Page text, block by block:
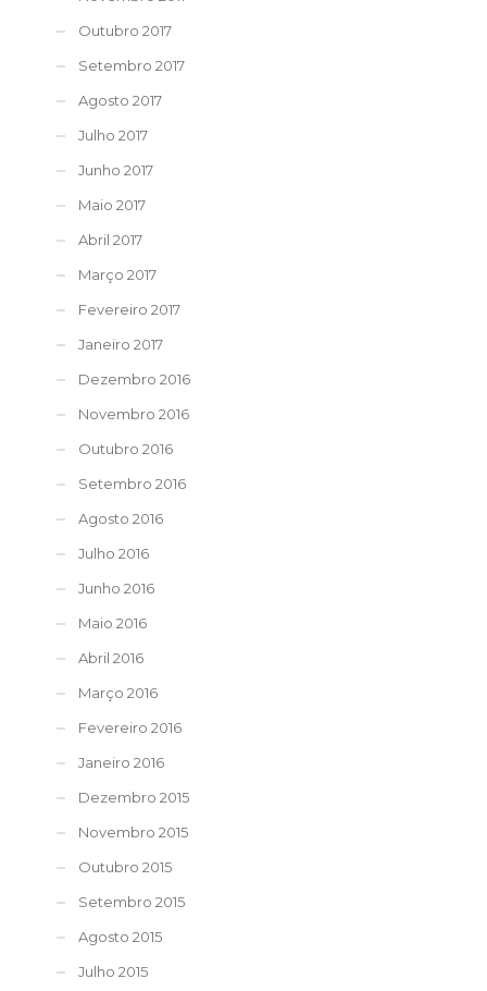
Outubro 2017
Setembro 2017
Agosto 2017
Julho 2017
Junho 2017
Maio 2017
Abril 2017
Março 2017
Fevereiro 2017
Janeiro 2017
Dezembro 2016
Novembro 2016
Outubro 2016
Setembro 2016
Agosto 2016
Julho 2016
Junho 2016
Maio 2016
Abril 2016
Março 2016
Fevereiro 2016
Janeiro 2016
Dezembro 2015
Novembro 2015
Outubro 2015
Setembro 2015
Agosto 2015
Julho 2015